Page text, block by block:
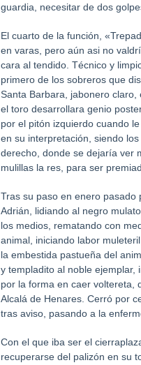
guardia, necesitar de dos
El cuarto de la función,
en varas, pero aún asi no
cara al tendido. Técnico y
primero de los sobreros que
Santa Barbara, jabonero
el toro desarrollara genio
por el pitón izquierdo cuando
en su interpretación, siendo
derecho, donde se dejaría ver
mulillas la res, para ser
Tras su paso en enero
Adrián, lidiando al negro
los medios, rematando con
animal, iniciando labor
la embestida pastueña del
y templadito al noble ejemplar,
por la forma en caer voltereta,
Alcalá de Henares. Cerró por
tras aviso, pasando a la
Con el que iba ser el
recuperarse del palizón en su